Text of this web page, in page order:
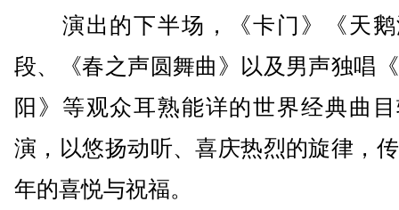
演出的下半场，《卡门》《天鹅
段、《春之声圆舞曲》以及男声独唱
阳》等观众耳熟能详的世界经典曲
演，以悠扬动听、喜庆热烈的旋律，
年的喜悦与祝福。